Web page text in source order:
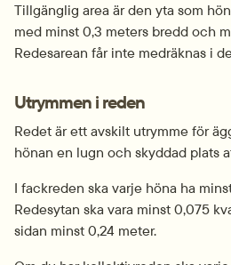
Tillgänglig area är den yta som
med minst 0,3 meters bredd och
Redesarean får inte medräknas i
Utrymmen i reden
Redet är ett avskilt utrymme för
hönan en lugn och skyddad plats
I fackreden ska varje höna ha
Redesytan ska vara minst 0,075
sidan minst 0,24 meter.